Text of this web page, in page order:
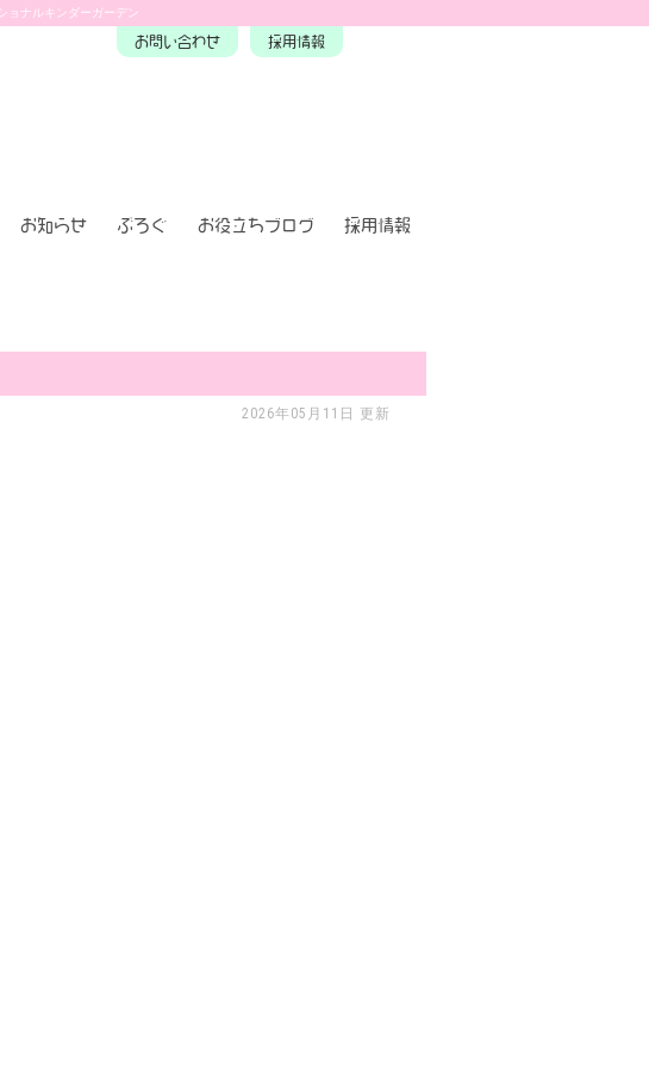
ョナルキンダーガーデン
お問い合わせ 採用情報
お知らせ ぶろぐ お役立ちブログ 採用情報
2026年05月11日 更新